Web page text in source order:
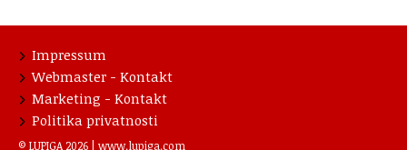
Impressum
Webmaster - Kontakt
Marketing - Kontakt
Politika privatnosti
© LUPIGA 2026 | www.lupiga.com